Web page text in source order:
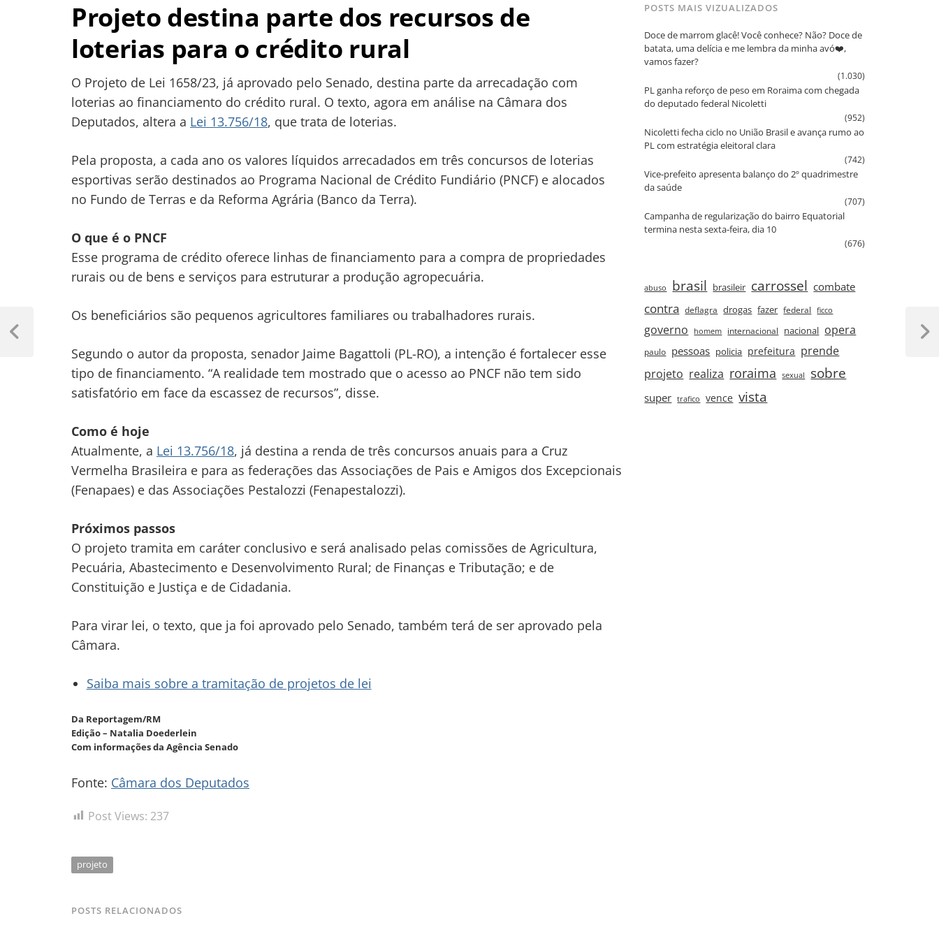
Projeto destina parte dos recursos de
loterias para o crédito rural
O Projeto de Lei 1658/23, já aprovado pelo Senado, destina parte da arrecadação com
loterias ao financiamento do crédito rural. O texto, agora em análise na Câmara dos
Deputados, altera a Lei 13.756/18, que trata de loterias.
Pela proposta, a cada ano os valores líquidos arrecadados em três concursos de loterias
esportivas serão destinados ao Programa Nacional de Crédito Fundiário (PNCF) e alocados
no Fundo de Terras e da Reforma Agrária (Banco da Terra).
O que é o PNCF
Esse programa de crédito oferece linhas de financiamento para a compra de propriedades
rurais ou de bens e serviços para estruturar a produção agropecuária.
Os beneficiários são pequenos agricultores familiares ou trabalhadores rurais.
Segundo o autor da proposta, senador Jaime Bagattoli (PL-RO), a intenção é fortalecer esse
tipo de financiamento. “A realidade tem mostrado que o acesso ao PNCF não tem sido
satisfatório em face da escassez de recursos”, disse.
Como é hoje
Atualmente, a Lei 13.756/18, já destina a renda de três concursos anuais para a Cruz
Vermelha Brasileira e para as federações das Associações de Pais e Amigos dos Excepcionais
(Fenapaes) e das Associações Pestalozzi (Fenapestalozzi).
Próximos passos
O projeto tramita em caráter conclusivo e será analisado pelas comissões de Agricultura,
Pecuária, Abastecimento e Desenvolvimento Rural; de Finanças e Tributação; e de
Constituição e Justiça e de Cidadania.
Para virar lei, o texto, que ja foi aprovado pelo Senado, também terá de ser aprovado pela
Câmara.
Saiba mais sobre a tramitação de projetos de lei
Da Reportagem/RM
Edição – Natalia Doederlein
Com informações da Agência Senado
Fonte: Câmara dos Deputados
Post Views: 237
projeto
POSTS RELACIONADOS
Navegação
de
Previous
Next
POSTS MAIS VIZUALIZADOS
Doce de marrom glacê! Você conhece? Não? Doce de
batata, uma delícia e me lembra da minha avó❤️,
vamos fazer?
(1.030)
PL ganha reforço de peso em Roraima com chegada
do deputado federal Nicoletti
(952)
Nicoletti fecha ciclo no União Brasil e avança rumo ao
PL com estratégia eleitoral clara
(742)
Vice‑prefeito apresenta balanço do 2º quadrimestre
da saúde
(707)
Campanha de regularização do bairro Equatorial
termina nesta sexta‑feira, dia 10
(676)
abuso brasil brasileir carrossel combate
contra deflagra drogas fazer federal ficco
governo homem internacional nacional opera
paulo pessoas policia prefeitura prende
projeto realiza roraima sexual sobre
super trafico vence vista